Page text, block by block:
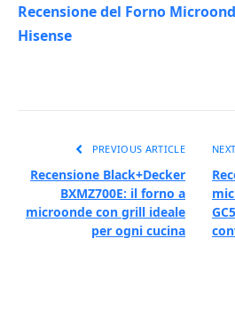
Recensione del Forno
Hisense
PREVIOUS ARTICLE
Recensione Black+Decker
BXMZ700E: il forno a
microonde con grill ideale
per ogni cucina